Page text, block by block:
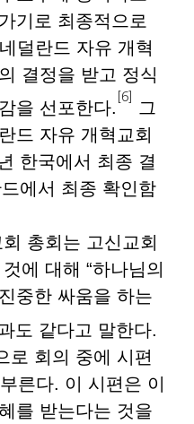
기로 최종적으로
덜란드 자유 개혁
결정을 받고 정식
을 선포한다.
[6]
그
드 자유 개혁교회
한국에서 최종 결
에서 최종 확인함
총회는 고신교회
에 대해 “하나님의
중한 싸움을 하는
도 같다고 말한다.
로 회의 중에 시편
른다. 이 시편은 이
를 받는다는 것을